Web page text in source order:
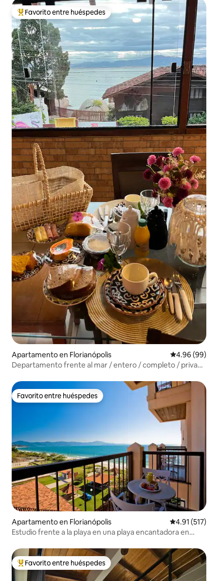
Favorito entre huéspedes preferido
Favorito entre huéspedes
Apartamento en Florianópolis Calificación
4.96 (99)
Departamento frente al mar / entero / completo / privado
Favorito entre huéspedes
Favorito entre huéspedes
Apartamento en Florianópolis Calificación
4.91 (517)
Estudio frente a la playa en una playa encantadora en
Favorito entre huéspedes preferido
Favorito entre huéspedes